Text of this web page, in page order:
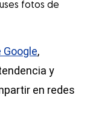
fotos de
Google,
y
en redes